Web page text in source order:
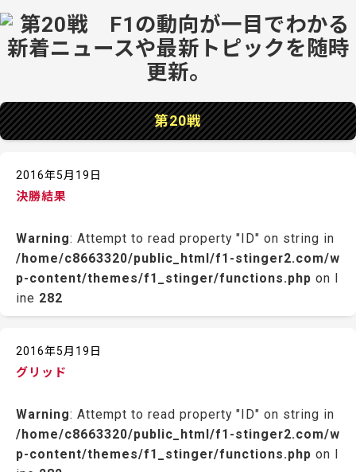
第20戦
2016年5月19日
決勝結果
Warning: Attempt to read property "ID" on string in
/home/c8663320/public_html/f1-stinger2.com/w
p-content/themes/f1_stinger/functions.php on l
ine 282
2016年5月19日
グリッド
Warning: Attempt to read property "ID" on string in
/home/c8663320/public_html/f1-stinger2.com/w
p-content/themes/f1_stinger/functions.php on l